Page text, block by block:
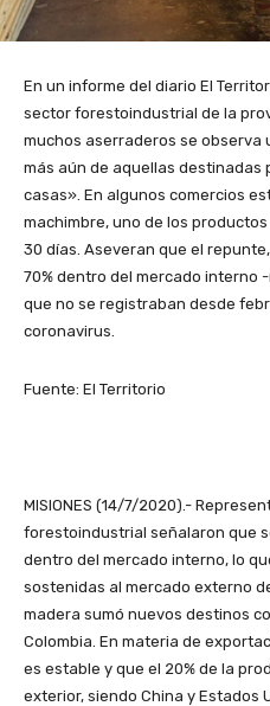
En un informe del diario El
sector forestoindustrial de la
muchos aserraderos se observa
más aún de aquellas destinadas
casas». En algunos comercios
machimbre, uno de los
30 días. Aseveran que el
70% dentro del mercado interno
que no se registraban desde
coronavirus.
Fuente: El Territorio
MISIONES (14/7/2020).-
forestoindustrial señalaron que
dentro del mercado interno, lo
sostenidas al mercado externo
madera sumó nuevos destinos
Colombia. En materia de
es estable y que el 20% de la
exterior, siendo China y Estados